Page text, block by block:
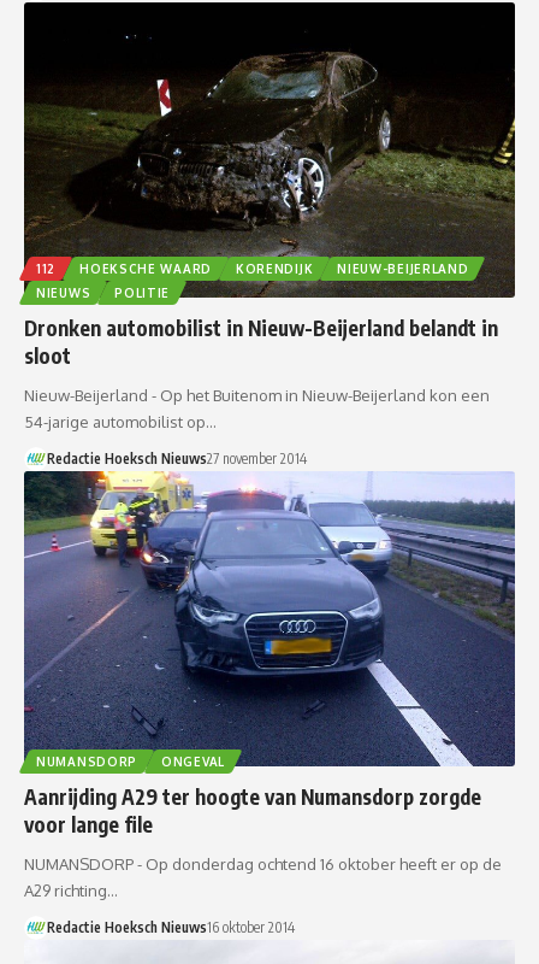
112 HOEKSCHE WAARD KORENDIJK
NIEUW-BEIJERLAND
NIEUWS
POLITIE
Dronken automobilist in Nieuw-Beijerland belandt in
sloot
Nieuw-Beijerland - Op het Buitenom in Nieuw-Beijerland kon een
54-jarige automobilist op…
Redactie Hoeksch Nieuws27 november 2014
NUMANSDORP ONGEVAL
Aanrijding A29 ter hoogte van Numansdorp zorgde
voor lange file
NUMANSDORP - Op donderdag ochtend 16 oktober heeft er op de
A29 richting…
Redactie Hoeksch Nieuws16 oktober 2014